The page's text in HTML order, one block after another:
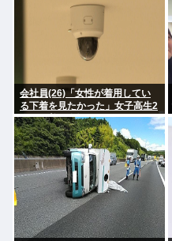
会社員(26)「女性が着用してい
る下着を見たかった」女子高生2
人の下着を盗撮